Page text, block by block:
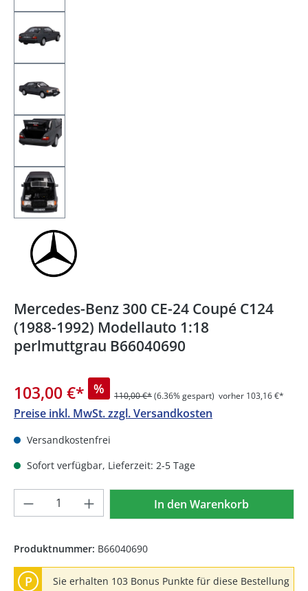
Mercedes-Benz 300 CE-24 Coupé C124
(1988-1992) Modellauto 1:18
perlmuttgrau B66040690
103,00 €* % 110,00 €*(6.36% gespart) vorher 103,16 €*
Preise inkl. MwSt. zzgl. Versandkosten
Versandkostenfrei
Sofort verfügbar, Lieferzeit: 2-5 Tage
Produkt Anzahl: Gib denIn den Warenkorb
Produktnummer: B66040690
P Sie erhalten 103 Bonus Punkte für diese Bestellung